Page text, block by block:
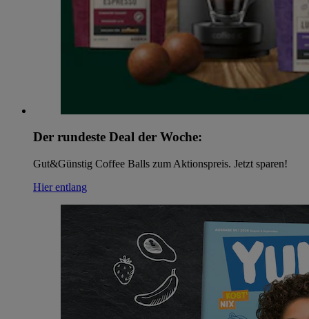
Der rundeste Deal der Woche:
Gut&Günstig Coffee Balls zum Aktionspreis. Jetzt sparen!
Hier entlang